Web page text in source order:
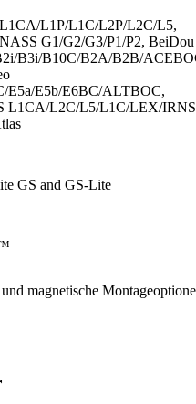
L1P/L1C/L2P/L2C/L5,
G1/G2/G3/P1/P2, BeiDou
B3i/B10C/B2A/B2B/
E5a/E5b/E6BC/ALTBOC,
L1CA/L2C/L5/L1C/LEX/IRNS
GS and GS-Lite
und magnetische